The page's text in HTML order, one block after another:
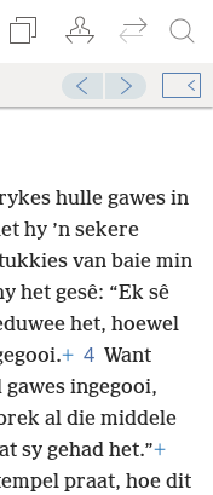
hulle gawes in
hy ’n sekere
van baie min
het gesê: “Ek sê
het, hoewel
+ 4 Want
ingegooi,
al die middele
sy gehad het.”+
praat, hoe dit